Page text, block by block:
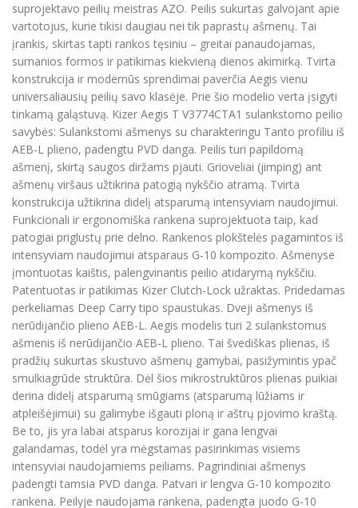
suprojektavo peilių meistras AZO. Peilis sukurtas galvojant apie
vartotojus, kurie tikisi daugiau nei tik paprastų ašmenų. Tai
įrankis, skirtas tapti rankos tęsiniu – greitai panaudojamas,
sumanios formos ir patikimas kiekvieną dienos akimirką. Tvirta
konstrukcija ir modernūs sprendimai paverčia Aegis vienu
universaliausių peilių savo klasėje. Prie šio modelio verta įsigyti
tinkamą galąstuvą. Kizer Aegis T V3774CTA1 sulankstomo peilio
savybės: Sulankstomi ašmenys su charakteringu Tanto profiliu iš
AEB-L plieno, padengtu PVD danga. Peilis turi papildomą
ašmenį, skirtą saugos diržams pjauti. Grioveliai (jimping) ant
ašmenų viršaus užtikrina patogią nykščio atramą. Tvirta
konstrukcija užtikrina didelį atsparumą intensyviam naudojimui.
Funkcionali ir ergonomiška rankena suprojektuota taip, kad
patogiai priglustų prie delno. Rankenos plokštelės pagamintos iš
intensyviam naudojimui atsparaus G-10 kompozito. Ašmenyse
įmontuotas kaištis, palengvinantis peilio atidarymą nykščiu.
Patentuotas ir patikimas Kizer Clutch-Lock užraktas. Pridedamas
perkeliamas Deep Carry tipo spaustukas. Dveji ašmenys iš
nerūdijančio plieno AEB-L. Aegis modelis turi 2 sulankstomus
ašmenis iš nerūdijančio AEB-L plieno. Tai švediškas plienas, iš
pradžių sukurtas skustuvo ašmenų gamybai, pasižymintis ypač
smulkiagrūde struktūra. Dėl šios mikrostruktūros plienas puikiai
derina didelį atsparumą smūgiams (atsparumą lūžiams ir
atpleišėjimui) su galimybe išgauti ploną ir aštrų pjovimo kraštą.
Be to, jis yra labai atsparus korozijai ir gana lengvai
galandamas, todėl yra mėgstamas pasirinkimas visiems
intensyviai naudojamiems peiliams. Pagrindiniai ašmenys
padengti tamsia PVD danga. Patvari ir lengva G-10 kompozito
rankena. Peilyje naudojama rankena, padengta juodo G-10